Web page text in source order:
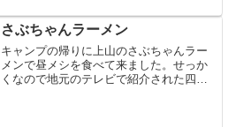
さぶちゃんラーメン
キャンプの帰りに上山のさぶちゃんラー
メンで昼メシを食べて来ました。せっか
くなので地元のテレビで紹介された四川